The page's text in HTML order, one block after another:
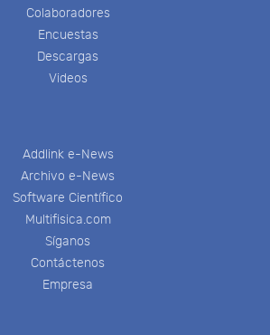
Colaboradores
Encuestas
Descargas
Videos
Addlink e-News
Archivo e-News
Software Científico
Multifisica.com
Síganos
Contáctenos
Empresa